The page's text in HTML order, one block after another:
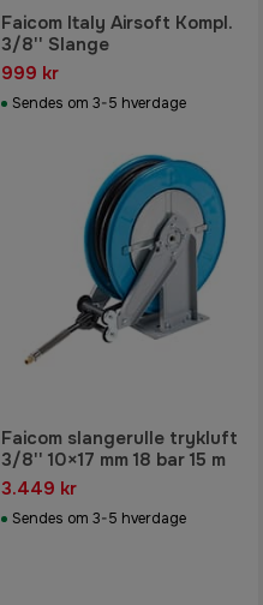
Faicom Italy Airsoft Kompl.
3/8'' Slange
999 kr
Sendes om 3-5 hverdage
Faicom slangerulle trykluft
3/8'' 10×17 mm 18 bar 15 m
3.449 kr
Sendes om 3-5 hverdage